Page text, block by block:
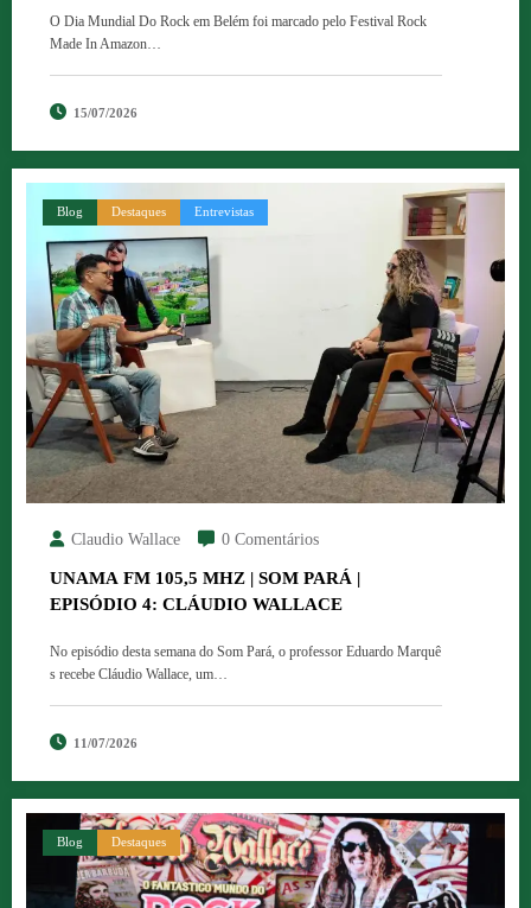
Metropolitana.
O Dia Mundial Do Rock em Belém foi marcado pelo Festival Rock
Made In Amazon…
15/07/2026
Blog Destaques Entrevistas
Claudio Wallace 0 Comentários
UNAMA FM 105,5 MHZ | SOM PARÁ |
EPISÓDIO 4: CLÁUDIO WALLACE
No episódio desta semana do Som Pará, o professor Eduardo Marquê
s recebe Cláudio Wallace, um…
11/07/2026
Blog Destaques